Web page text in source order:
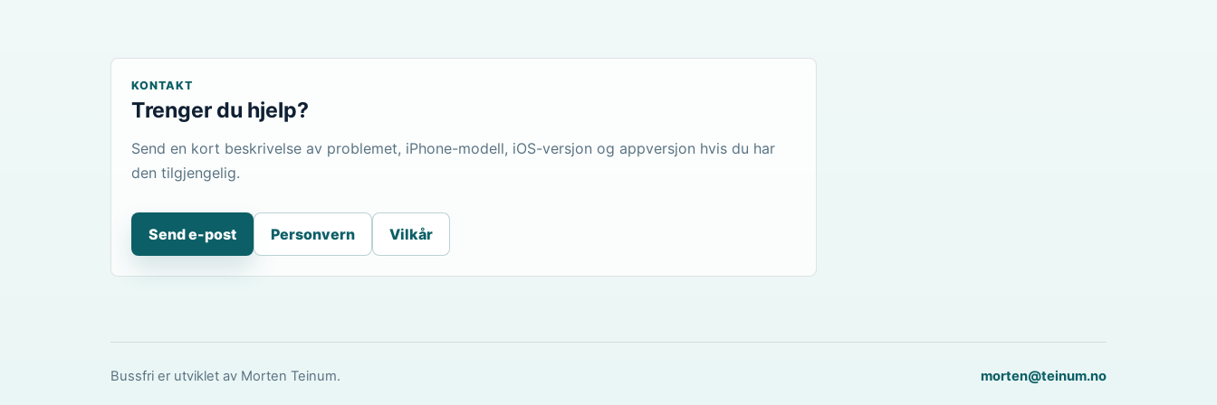
KONTAKT
Trenger du hjelp?
Send en kort beskrivelse av problemet, iPhone-modell, iOS-versjon og appversjon hvis du har
den tilgjengelig.
Send e-post Personvern Vilkår
Bussfri er utviklet av Morten Teinum. morten@teinum.no